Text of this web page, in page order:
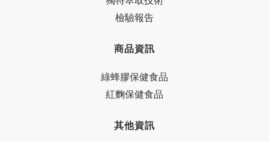
檢驗報告
商品資訊
綠蜂膠保健食品
紅麴保健食品
其他資訊